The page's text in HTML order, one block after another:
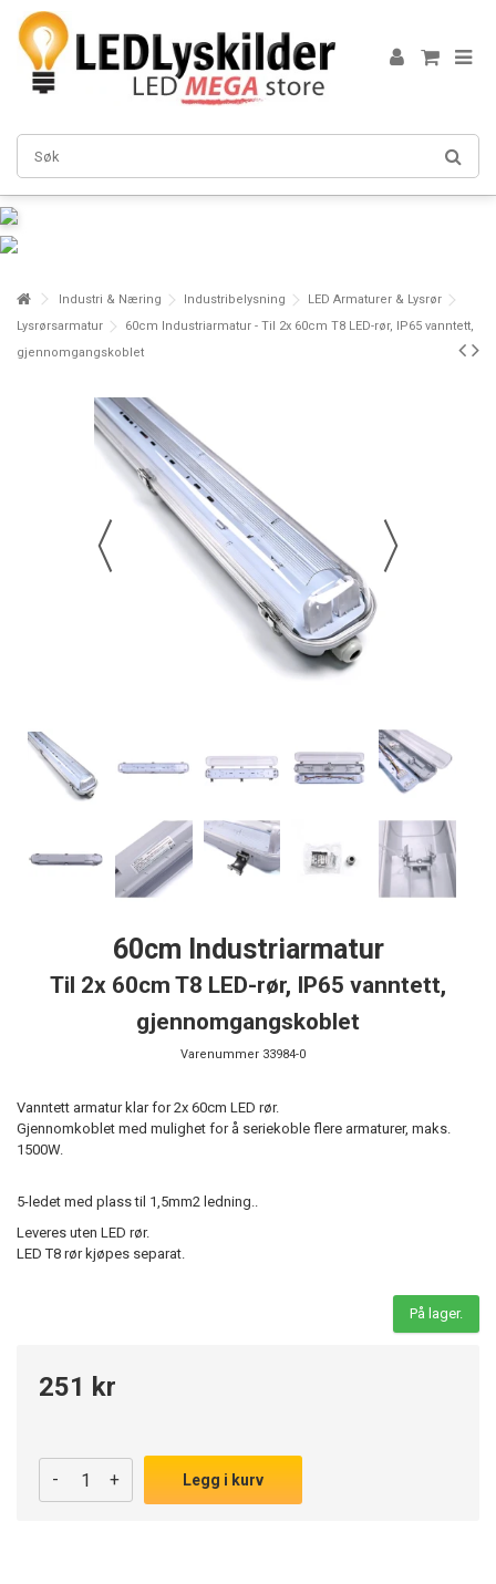
Industri & Næring Industribelysning
LED Armaturer & Lysrør
Lysrørsarmatur
60cm Industriarmatur - Til 2x 60cm T8 LED-rør, IP65 vanntett,
gjennomgangskoblet
60cm Industriarmatur
Til 2x 60cm T8 LED-rør, IP65 vanntett,
gjennomgangskoblet
Varenummer 33984-0
Vanntett armatur klar for 2x 60cm LED rør.
Gjennomkoblet med mulighet for å seriekoble flere armaturer, maks.
1500W.
5-ledet med plass til 1,5mm2 ledning..
Leveres uten LED rør.
LED T8 rør kjøpes separat.
På lager.
251 kr
- + Legg i kurv